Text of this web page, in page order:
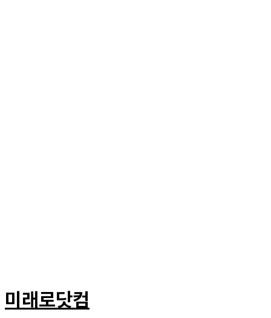
텐
츠
미래로닷컴